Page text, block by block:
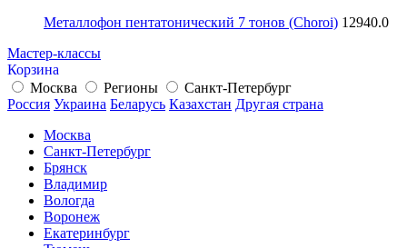
Металлофон пентатонический 7 тонов (Choroi) 12940.0
Мастер-классы
Корзина
Москва
Регионы
Санкт-Петербург
Россия Украина Беларусь Казахстан Другая страна
Москва
Санкт-Петербург
Брянск
Владимир
Вологда
Воронеж
Екатеринбург